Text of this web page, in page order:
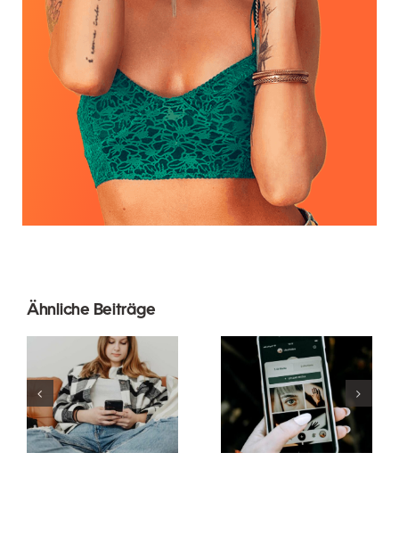
Ähnliche Beiträge
Innovative
Strategien
zur
Steigerung
der
Sichtbarkeit
von
Praktiken für
die
Verwendung
von
Augmented-
Reality-